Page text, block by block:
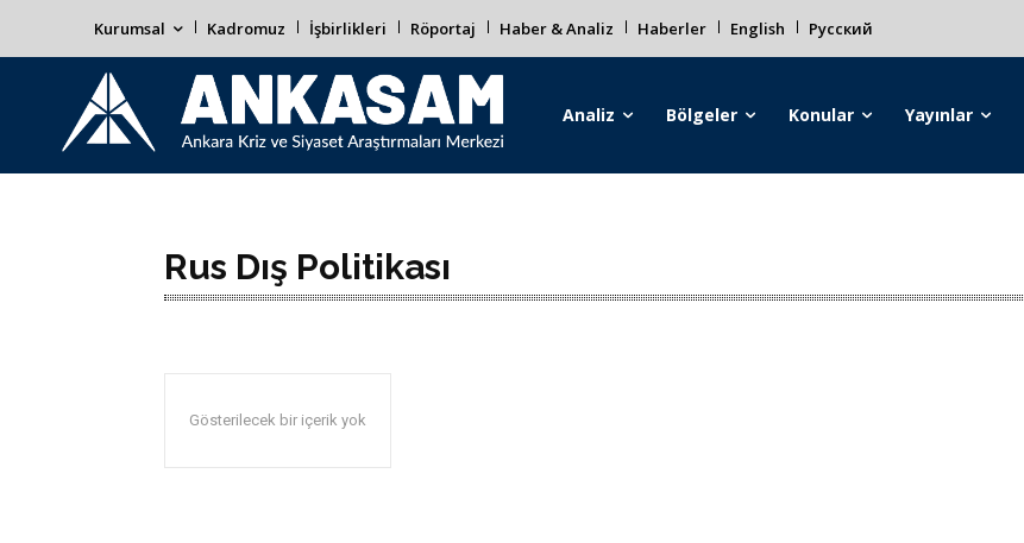
Kurumsal Kadromuz İşbirlikleri Röportaj Haber & Analiz Haberler English Русский
Analiz Bölgeler Konular Yayınlar
Rus Dış Politikası
Gösterilecek bir içerik yok